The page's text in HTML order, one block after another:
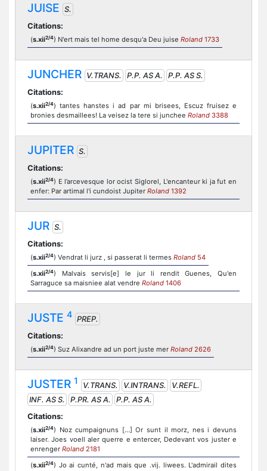
JUISE S.
Citations:
(s.xii2/4) N'ert mais tel home desqu'a Deu juise Roland 1733
JUNCHER V.TRANS. P.P. AS A.
P.P. AS S.
Citations:
(s.xii2/4) tantes hanstes i ad par mi brisees, Escuz fruisez e
bronies desmaillees! La veisez la tere si junchee Roland 3388
JUPITER S.
Citations:
(s.xii2/4) E l’arcevesque lor ocist Siglorel, L'encanteur ki ja fut en
enfer: Par artimal l'i cundoist Jupiter Roland 1392
JUR S.
Citations:
(s.xii2/4) Vendrat li jurz , si passerat li termes Roland 54
(s.xii2/4) Malvais servis[e] le jur li rendit Guenes, Qu'en
Sarraguce sa maisniee alat vendre Roland 1406
JUSTE 4 PREP.
Citations:
(s.xii2/4) Suz Alixandre ad un port juste mer Roland 2626
JUSTER 1 V.TRANS. V.INTRANS.
V.REFL.
INF. AS S.
P.PR. AS A.
P.P. AS A.
Citations:
(s.xii2/4) Noz cumpaignuns […] Or sunt il morz, nes i devuns
laiser. Joes voell aler querre e entercer, Dedevant vos juster e
enrenger Roland 2181
(s.xii2/4) Jo ai cunté, n'ad mais que .vij. liwees. L'admirail dites